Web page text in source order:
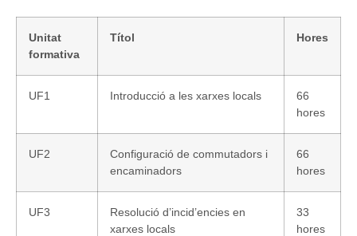
Unitat
formativa
Títol Hores
UF1 Introducció a les xarxes locals
66
hores
UF2
Configuració de commutadors i
encaminadors
66
hores
UF3
Resolució d’incid’encies en
xarxes locals
33
hores